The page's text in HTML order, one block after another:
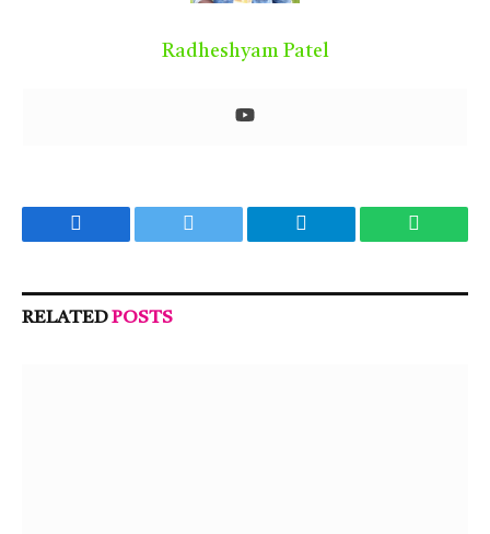
Radheshyam Patel
Facebook Twitter Telegram
RELATEDPOSTS